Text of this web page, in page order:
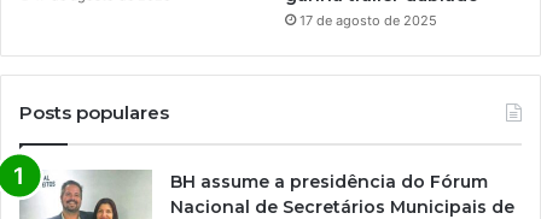
17 de agosto de 2025
Posts populares
BH assume a presidência do Fórum
Nacional de Secretários Municipais de